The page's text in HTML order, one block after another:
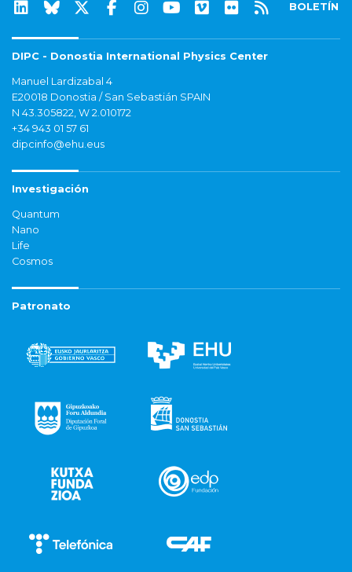
BOLETÍN
DIPC - Donostia International Physics Center
Manuel Lardizabal 4
E20018 Donostia / San Sebastián SPAIN
N 43.305822, W 2.010172
+34 943 01 57 61
dipcinfo@ehu.eus
Investigación
Quantum
Nano
Life
Cosmos
Patronato